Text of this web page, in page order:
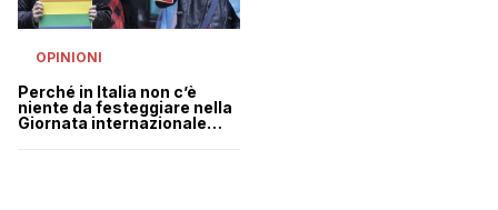
OPINIONI
Perché in Italia non c’è
niente da festeggiare nella
Giornata internazionale